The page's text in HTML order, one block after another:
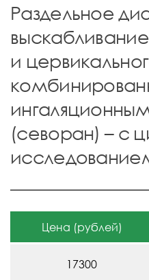
Раздельное
и
(севоран) – с
Цена (рублей)
17300